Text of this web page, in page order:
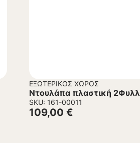
ΕΞΩΤΕΡΙΚΌΣ ΧΏΡΟΣ
Ντουλάπα πλαστική
SKU: 161-00011
109,00 €